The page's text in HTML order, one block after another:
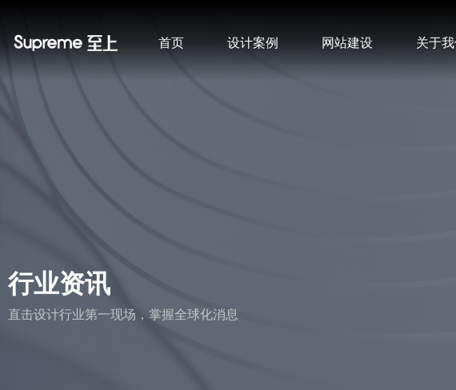
首页 设计案例 网站建设 关于
行业资讯
直击设计行业第一现场，掌握全球化消息